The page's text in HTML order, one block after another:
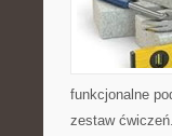
funkcjonalne
zestaw